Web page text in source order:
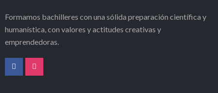
Formamos bachilleres con una sólida preparación científica y
humanística, con valores y actitudes creativas y
emprendedoras.